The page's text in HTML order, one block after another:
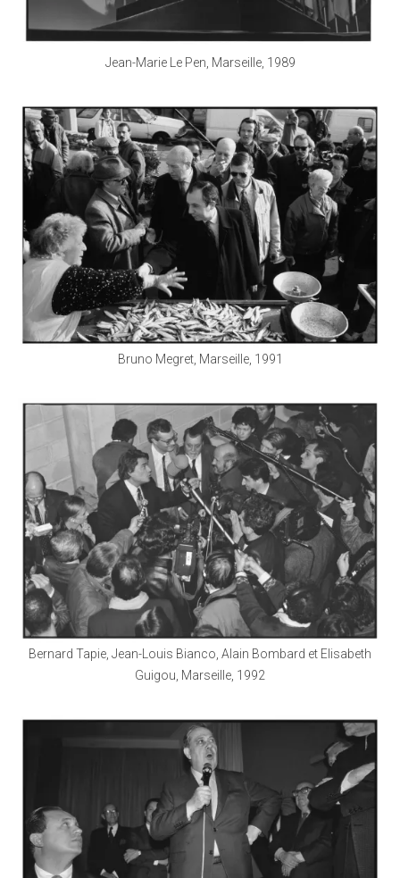
Jean-Marie Le Pen, Marseille, 1989
Bruno Megret, Marseille, 1991
Bernard Tapie, Jean-Louis Bianco, Alain Bombard et Elisabeth
Guigou, Marseille, 1992